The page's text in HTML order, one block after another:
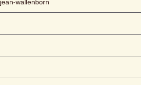
jean-wallenborn